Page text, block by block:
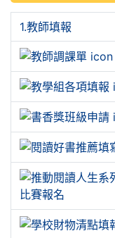
1.教師填報
比賽報名